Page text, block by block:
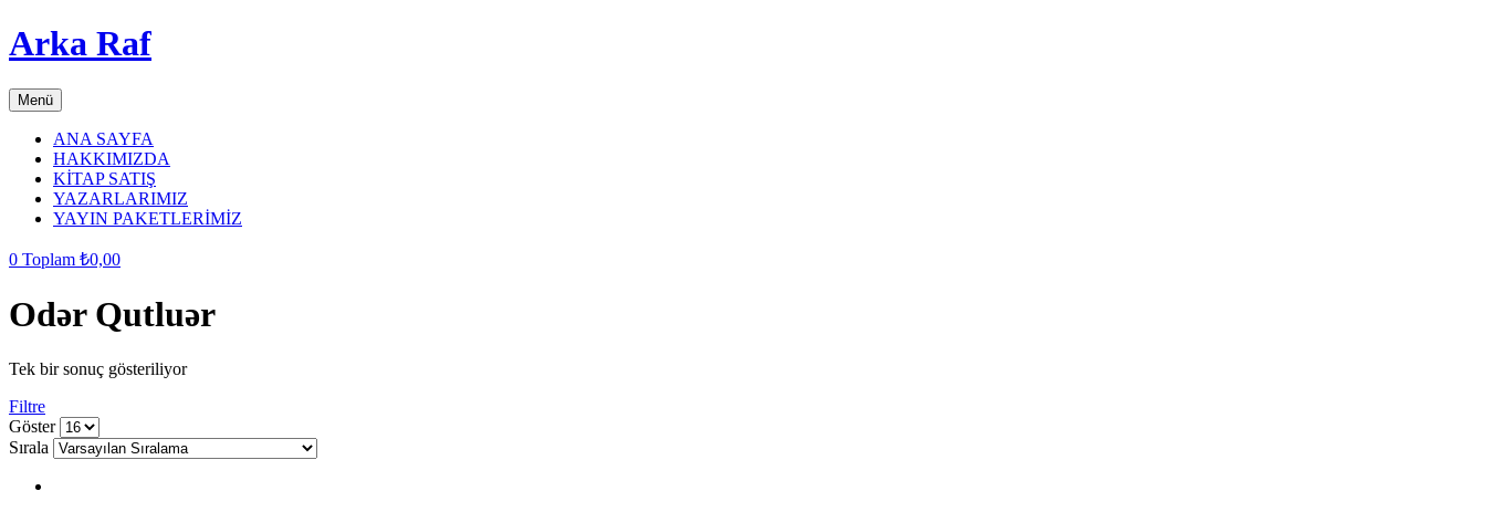
Arka Raf
Menü
ANA SAYFA
HAKKIMIZDA
KİTAP SATIŞ
YAZARLARIMIZ
YAYIN PAKETLERİMİZ
0 Toplam ₺0,00
Odər Qutluər
Tek bir sonuç gösteriliyor
Filtre
grid
button
list
button
Göster
Sırala